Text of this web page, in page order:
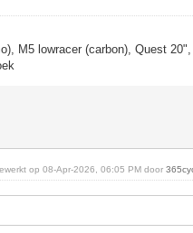
M5 lowracer (carbon), Quest
op 08-Apr-2026, 06:05 PM door